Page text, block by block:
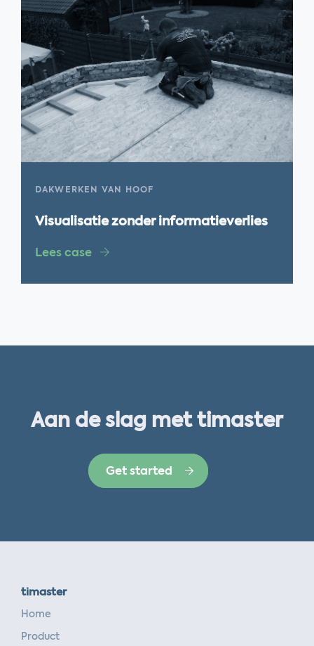
DAKWERKEN VAN HOOF
Visualisatie zonder informatieverlies
Lees case
Aan de slag met timaster
Get started
timaster
Home
Product